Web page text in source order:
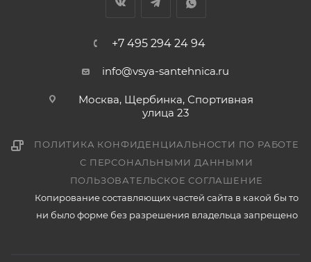
+7 495 294 24 94
info@vsya-santehnica.ru
Москва, Щербинка, Спортивная
улица 23
ПОЛИТИКА КОНФИДЕНЦИАЛЬНОСТИ ПО РАБОТЕ
С ПЕРСОНАЛЬНЫМИ ДАННЫМИ
ПОЛЬЗОВАТЕЛЬСКОЕ СОГЛАШЕНИЕ
Копирование составляющих частей сайта в какой бы то
ни было форме без разрешения владельца запрещено